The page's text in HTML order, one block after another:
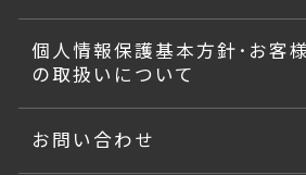
個人情報保護基本方針･お客
の取扱いについて
お問い合わせ